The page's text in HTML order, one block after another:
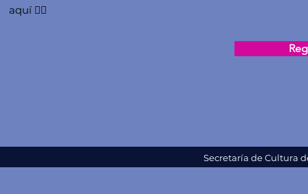
aquí 👇🏻
Secretaría de Cultura